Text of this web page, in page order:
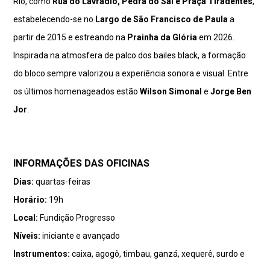
estabelecendo-se no Largo de São Francisco de Paula a
partir de 2015 e estreando na Prainha da Glória em 2026.
Inspirada na atmosfera de palco dos bailes black, a formação
do bloco sempre valorizou a experiência sonora e visual. Entre
os últimos homenageados estãoWilson Simonal eJorge Ben
Jor
INFORMAÇÕES DAS OFICINAS
Dias: quartas-feiras
Horário: 19h
Local: Fundição Progresso
Níveis: iniciante e avançado
Instrumentos: caixa, agogô, timbau, ganzá, xequerê, surdo e